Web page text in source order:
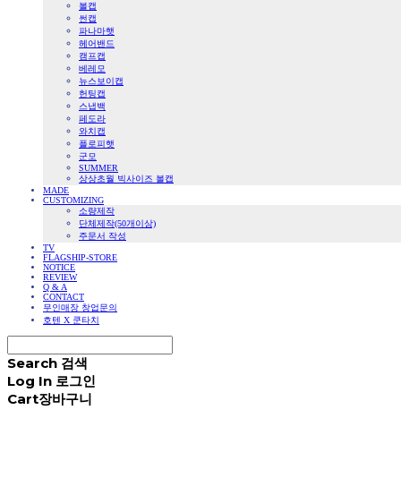
볼캡
썬캡
파나마햇
헤어밴드
캠프캡
베레모
뉴스보이캡
헌팅캡
스냅백
페도라
와치캡
플로피햇
군모
SUMMER
상상초월 빅사이즈 볼캡
MADE
CUSTOMIZING
소량제작
단체제작(50개이상)
주문서 작성
TV
FLAGSHIP-STORE
NOTICE
REVIEW
Q & A
CONTACT
무인매장 창업문의
호텐 X 쿤타치
Search 검색
Log In 로그인
Cart장바구니